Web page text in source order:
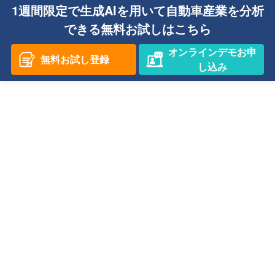
1週間限定で生成AIを用いて自動車産業を分析
できる無料お試しはこちら
無料お試し登録
オンラインデモお申
し込み